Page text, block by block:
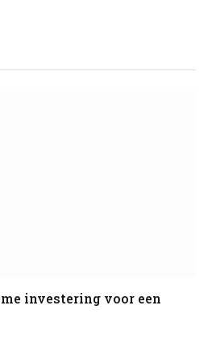
investering voor een